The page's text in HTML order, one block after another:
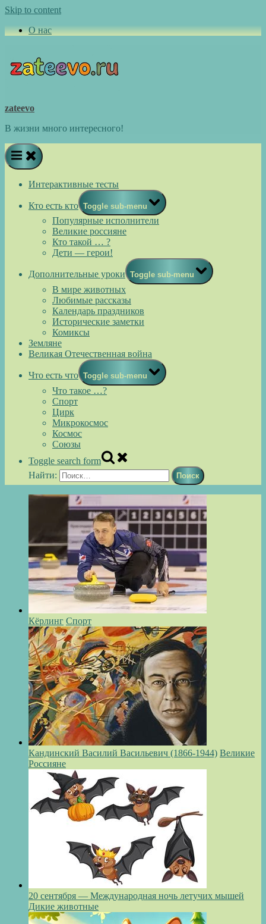
Skip to content
О нас
zateevo
В жизни много интересного!
Интерактивные тесты
Кто есть кто Toggle sub-menu
Популярные исполнители
Великие россияне
Кто такой … ?
Дети — герои!
Дополнительные уроки Toggle sub-menu
В мире животных
Любимые рассказы
Календарь праздников
Исторические заметки
Комиксы
Земляне
Великая Отечественная война
Что есть что Toggle sub-menu
Что такое …?
Спорт
Цирк
Микрокосмос
Космос
Союзы
Toggle search form
Найти:
Кёрлинг Спорт
Кандинский Василий Васильевич (1866-1944) Великие
Россияне
20 сентября — Международная ночь летучих мышей
Дикие животные